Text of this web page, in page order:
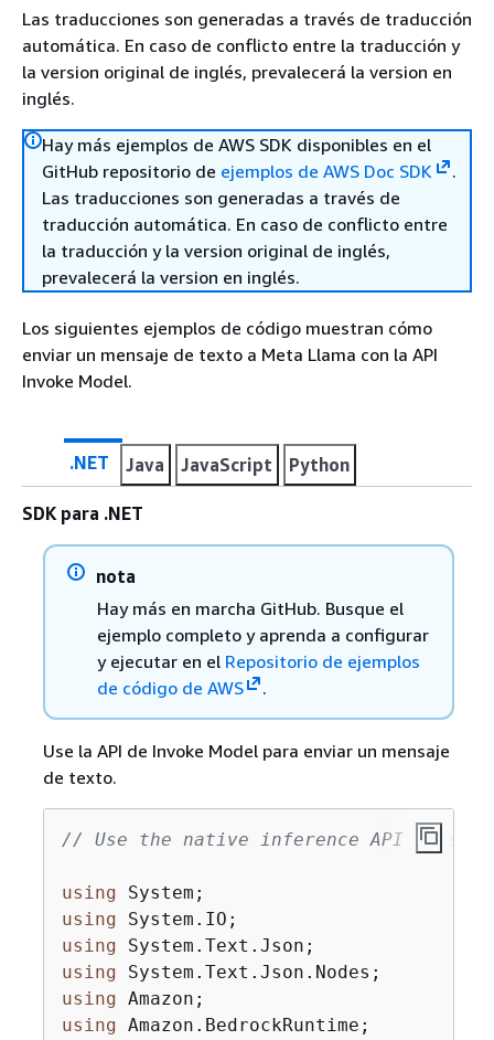
Las traducciones son generadas a través de traducción
automática. En caso de conflicto entre la traducción y
la version original de inglés, prevalecerá la version en
inglés.
Hay más ejemplos de AWS SDK disponibles en el
GitHub repositorio de ejemplos de AWS Doc SDK
.
Las traducciones son generadas a través de
traducción automática. En caso de conflicto entre
la traducción y la version original de inglés,
prevalecerá la version en inglés.
Los siguientes ejemplos de código muestran cómo
enviar un mensaje de texto a Meta Llama con la API
Invoke Model.
.NET Java JavaScript Python
SDK para .NET
nota
Hay más en marcha GitHub. Busque el
ejemplo completo y aprenda a configurar
y ejecutar en el Repositorio de ejemplos
de código de AWS
.
Use la API de Invoke Model para enviar un mensaje
de texto.
// Use the native inference API to send
using
using
using
using
using
using